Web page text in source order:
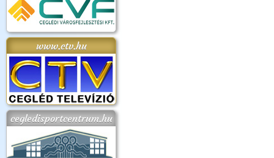
www.ctv.hu
cegledisportcentrum.hu